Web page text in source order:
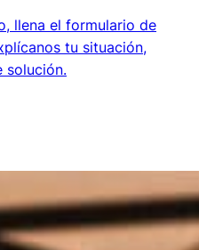
llena el formulario de
tu situación,
solución.